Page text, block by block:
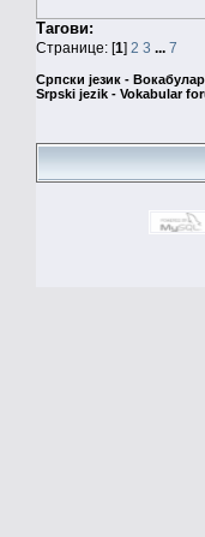
Тагови:
Странице: [1] 2 3 ... 7
Српски језик -
Srpski jezik - Vokabular